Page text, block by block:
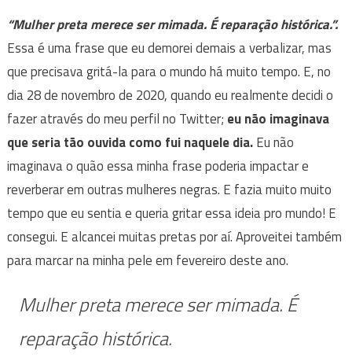
“Mulher preta merece ser mimada. É reparação histórica.”.
Essa é uma frase que eu demorei demais a verbalizar, mas
que precisava gritá-la para o mundo há muito tempo. E, no
dia 28 de novembro de 2020, quando eu realmente decidi o
fazer através do meu perfil no Twitter; eu não imaginava
que seria tão ouvida como fui naquele dia.Eu não
imaginava o quão essa minha frase poderia impactar e
reverberar em outras mulheres negras. E fazia muito muito
tempo que eu sentia e queria gritar essa ideia pro mundo! E
consegui. E alcancei muitas pretas por aí. Aproveitei também
para marcar na minha pele em fevereiro deste ano.
Mulher preta merece ser mimada. É
reparação histórica.